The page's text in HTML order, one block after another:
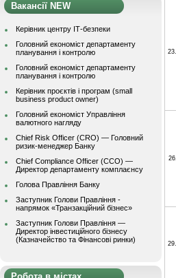
Вакансії NEW
Керівник центру ІТ-безпеки
Головний економіст департаменту
планування і контролю
Головний економіст департаменту
планування і контролю
Керівник проєктів і програм (small
business product owner)
Головний економіст Управління
валютного нагляду
Chief Risk Officer (CRO) — Головний
ризик-менеджер Банку
Chief Compliance Officer (CCO) —
Директор департаменту комплаєнсу
Голова Правління Банку
Заступник Голови Правління -
напрямок «Транзакційний бізнес»
Заступник Голови Правління —
Директор інвестиційного бізнесу
(Казначейство та Фінансові ринки)